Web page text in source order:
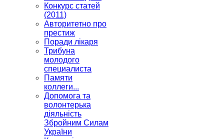
Конкурс статей
(2011)
Авторитетно про
престиж
Поради лікаря
Трибуна
молодого
специалиста
Памяти
коллеги...
Допомога та
волонтерька
діяльність
Збройним Силам
України